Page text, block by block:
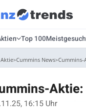
Top 100
Cummins News Cummins-
16:15 Uhr